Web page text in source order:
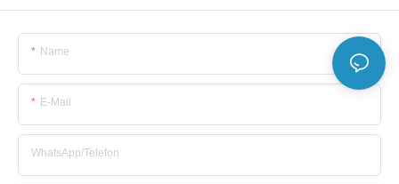
Name
E-Mail
WhatsApp/Telefon